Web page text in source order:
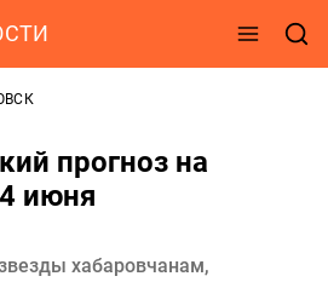
прогноз на
июня
хабаровчанам,